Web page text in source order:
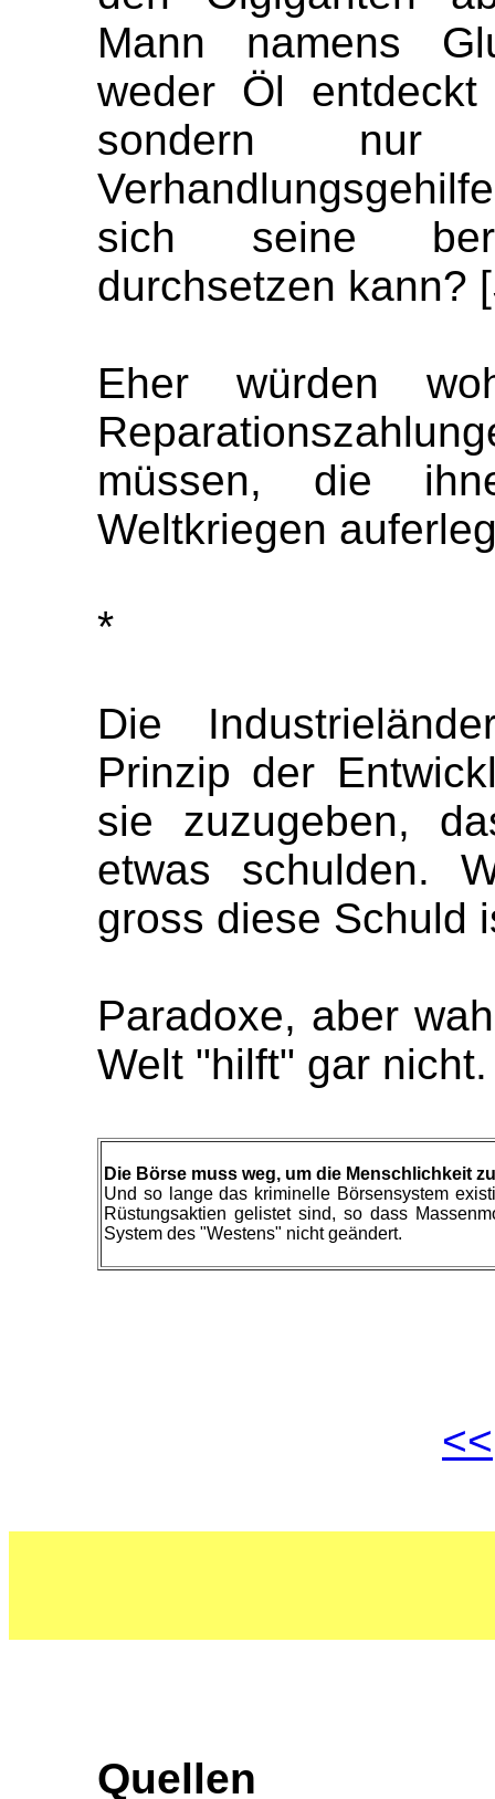
Mann namens
weder Öl
sondern nur
sich seine
durchsetzen kann?
Eher würden
müssen, die
Weltkriegen
*
Die
Prinzip der
sie zuzugeben,
etwas schulden.
gross diese Schuld
Paradoxe, aber
Welt "hilft" gar
Die Börse muss weg, um die Menschlichkeit
Und so lange das kriminelle Börsensystem
Rüstungsaktien gelistet sind, so dass
System des "Westens" nicht geändert.
<<
Quellen